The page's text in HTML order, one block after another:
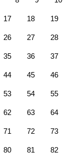
17 18 19
26 27 28
35 36 37
44 45 46
53 54 55
62 63 64
71 72 73
80 81 82